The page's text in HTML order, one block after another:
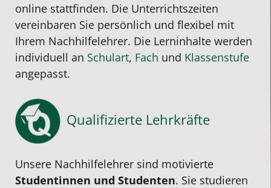
online stattfinden. Die Unterrichtszeiten
vereinbaren Sie persönlich und flexibel mit
Ihrem Nachhilfelehrer. Die Lerninhalte werden
individuell an Schulart, Fach und Klassenstufe
angepasst.
Qualifizierte Lehrkräfte
Unsere Nachhilfelehrer sind motivierte
Studentinnen und Studenten. Sie studieren